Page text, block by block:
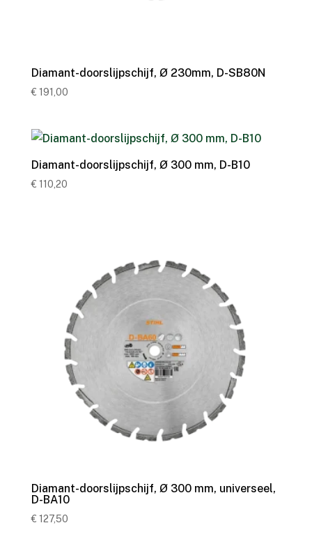
Diamant-doorslijpschijf, Ø 230mm, D-SB80N
€ 191,00
Diamant-doorslijpschijf, Ø 300 mm, D-B10
€ 110,20
Diamant-doorslijpschijf, Ø 300 mm, universeel,
D-BA10
€ 127,50